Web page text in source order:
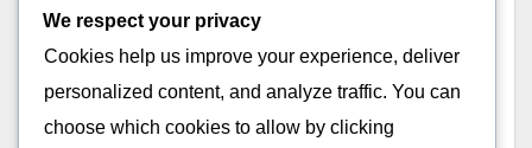
materiales más firmes pueden proporcionar mejor
soporte para jugadores agresivos. Seleccionar la
plantilla adecuada puede llevar a un mejor
rendimiento y una experiencia de juego más
We respect your privacy
Cookies help us improve your experience, deliver
personalized content, and analyze traffic. You can
choose which cookies to allow by clicking